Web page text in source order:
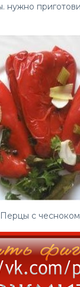
нужно
Перцы с